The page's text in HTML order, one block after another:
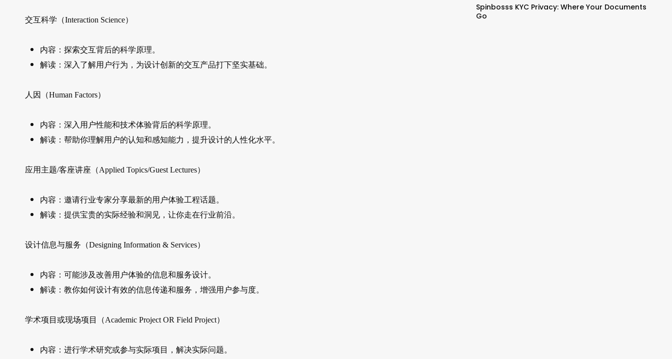
交互科学（Interaction Science）
内容：探索交互背后的科学原理。
解读：深入了解用户行为，为设计创新的交互产品打下坚实基础。
人因（Human Factors）
内容：深入用户性能和技术体验背后的科学原理。
解读：帮助你理解用户的认知和感知能力，提升设计的人性化水平。
应用主题/客座讲座（Applied Topics/Guest Lectures）
内容：邀请行业专家分享最新的用户体验工程话题。
解读：提供宝贵的实际经验和洞见，让你走在行业前沿。
设计信息与服务（Designing Information & Services）
内容：可能涉及改善用户体验的信息和服务设计。
解读：教你如何设计有效的信息传递和服务，增强用户参与度。
学术项目或现场项目（Academic Project OR Field Project）
内容：进行学术研究或参与实际项目，解决实际问题。
Spinbosss KYC Privacy: Where Your Documents
Go